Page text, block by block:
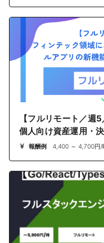
【フルリモート／週
個人向け資産運用・
ォーマンス最適化案件
報酬例 4,400 ～ 4,700円/